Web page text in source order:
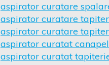
aspirator curatare
aspirator curatare
aspirator curatare
aspirator curatat
aspirator curatat